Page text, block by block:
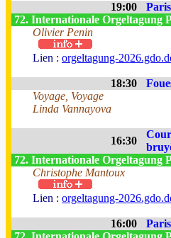
19:00
72. Internationale Orgeltagung
Olivier Penin
Lien : orgeltagung-
18:30
Voyage, Voyage
Linda Vannayova
16:30
72. Internationale Orgeltagung
Christophe Mantoux
Lien : orgeltagung-
16:00